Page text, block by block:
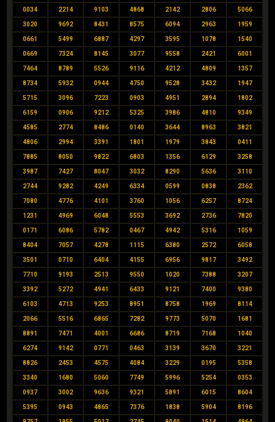
0034 2214 9103 4868 2142 2806 5066
3020 9692 8431 8575 6094 2963 1959
0661 5499 6887 4297 3595 1078 1540
0669 7324 8145 3077 9558 2421 6001
7464 8789 5526 9116 4212 4809 1357
8734 5932 0944 4750 9528 3432 1947
5715 3096 7223 0903 4951 2894 1802
6159 0906 9212 5325 3986 4810 9349
4585 2774 8486 0140 3644 8963 3821
4806 2994 3391 1801 1979 3843 0411
7885 8050 9822 6803 1356 6129 3258
3987 7427 8047 3032 8290 5636 3110
2744 9282 4249 6334 0599 0838 2362
7080 4776 4101 3760 1056 6257 8724
1231 4969 6048 5553 3692 2736 7820
0171 6086 5782 0467 4942 5316 1059
8404 7057 4278 1115 6380 2572 6058
3501 0710 6404 4155 6956 9817 3492
7710 9193 2513 9550 1020 7388 3207
3392 5272 4941 6433 9121 7400 9380
6103 4713 9253 8951 8758 1969 8114
2066 5516 6865 7282 9773 5070 1681
8891 7471 4001 6686 8719 7168 1040
6274 9142 0771 0463 3139 3670 3221
8826 2453 4575 4084 3229 0195 5358
3340 1680 5060 7749 5996 5254 0353
0937 3002 9636 9321 5891 6015 8604
5395 0943 4865 7376 1838 5904 8196